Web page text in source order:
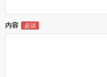
内容